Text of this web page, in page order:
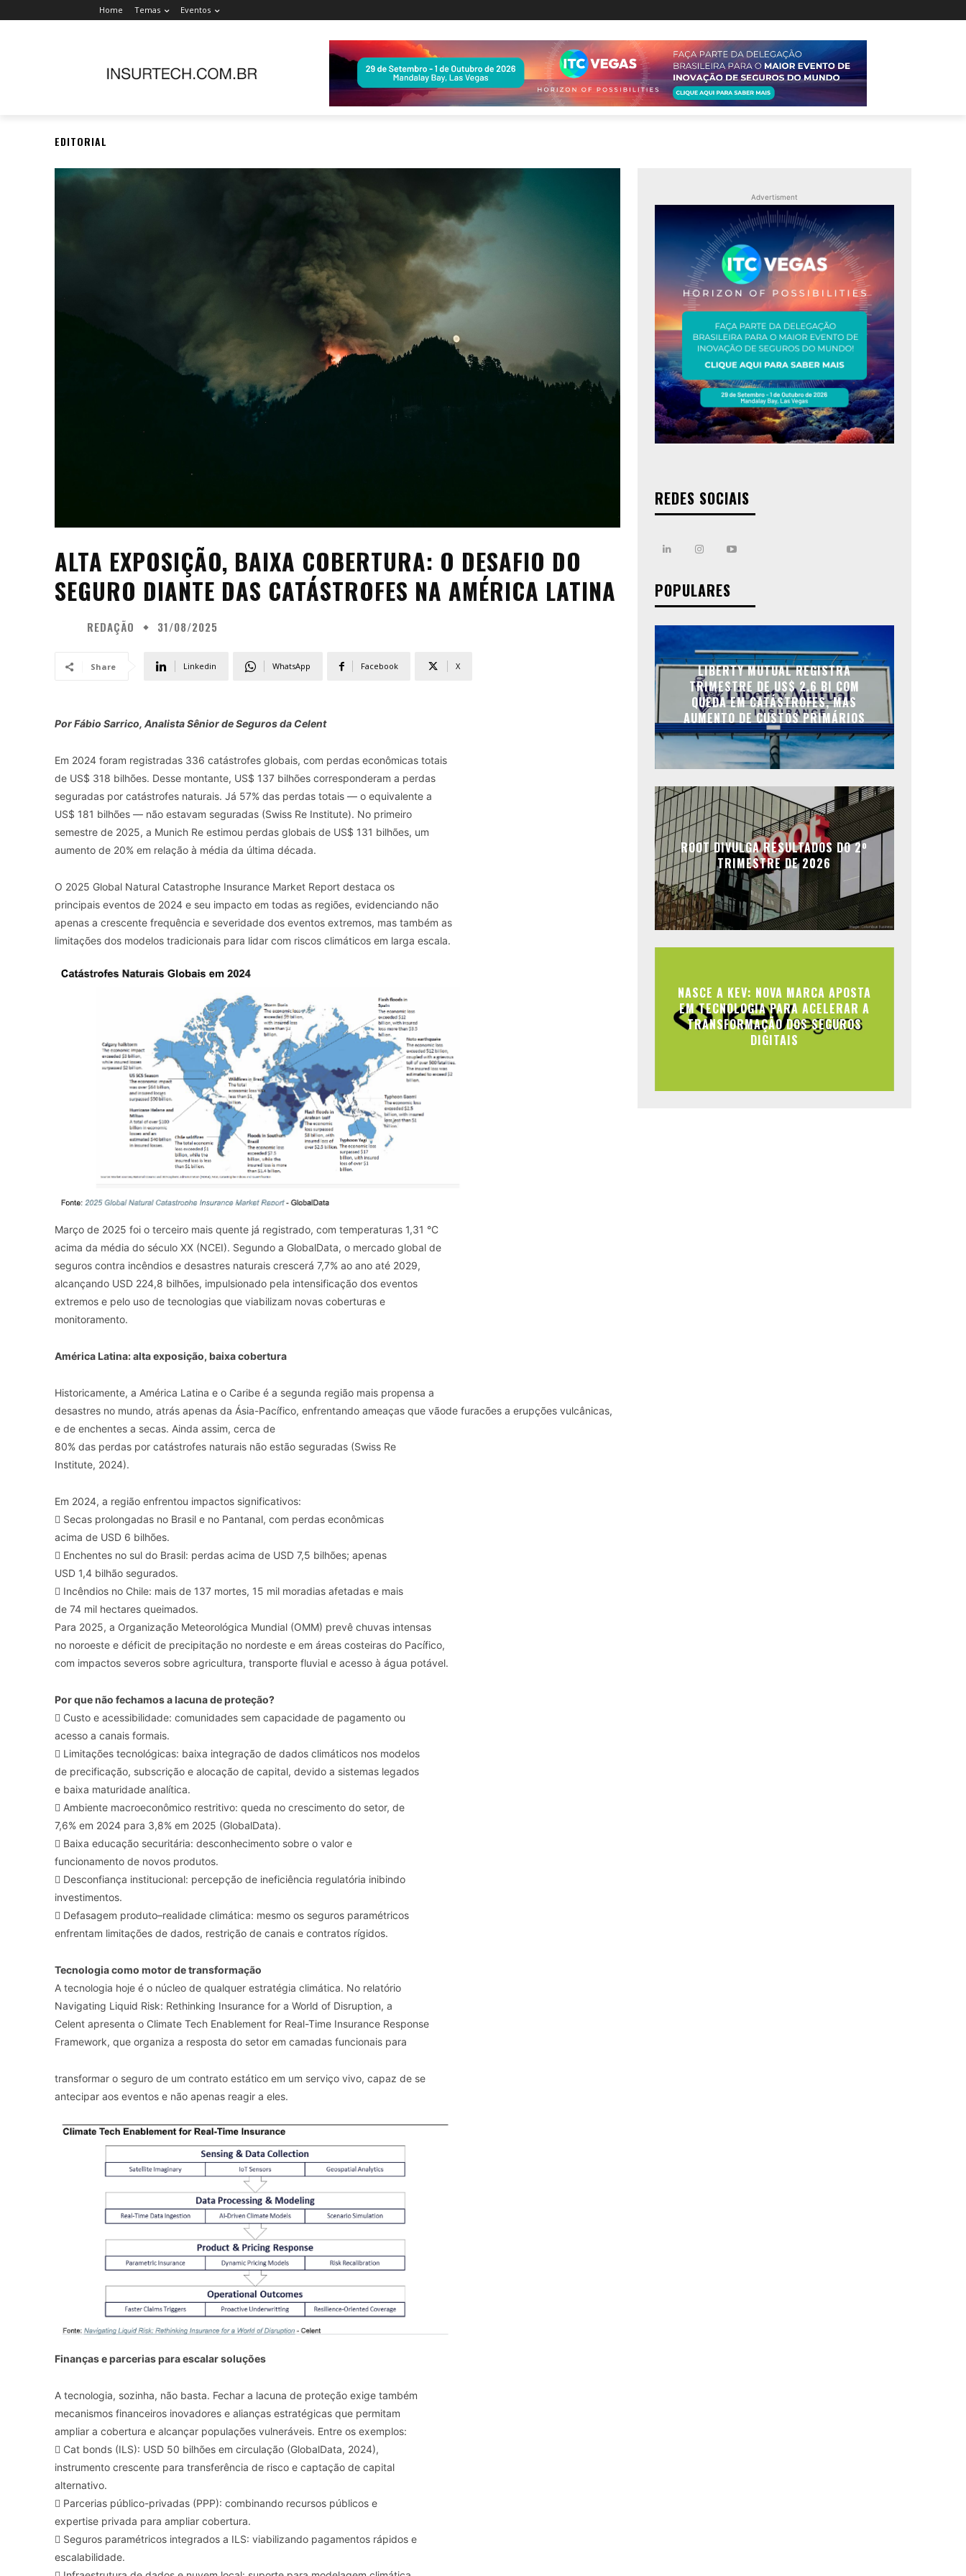
Home Temas Eventos
EDITORIAL
ALTA EXPOSIÇÃO, BAIXA COBERTURA: O DESAFIO DO
SEGURO DIANTE DAS CATÁSTROFES NA AMÉRICA LATINA
REDAÇÃO 31/08/2025
Share Linkedin WhatsApp Facebook X
Por Fábio Sarrico, Analista Sênior de Seguros da Celent
Em 2024 foram registradas 336 catástrofes globais, com perdas econômicas totais
de US$ 318 bilhões. Desse montante, US$ 137 bilhões corresponderam a perdas
seguradas por catástrofes naturais. Já 57% das perdas totais — o equivalente a
US$ 181 bilhões — não estavam seguradas (Swiss Re Institute). No primeiro
semestre de 2025, a Munich Re estimou perdas globais de US$ 131 bilhões, um
aumento de 20% em relação à média da última década.
O 2025 Global Natural Catastrophe Insurance Market Report destaca os
principais eventos de 2024 e seu impacto em todas as regiões, evidenciando não
apenas a crescente frequência e severidade dos eventos extremos, mas também as
limitações dos modelos tradicionais para lidar com riscos climáticos em larga escala.
Março de 2025 foi o terceiro mais quente já registrado, com temperaturas 1,31 °C
acima da média do século XX (NCEI). Segundo a GlobalData, o mercado global de
seguros contra incêndios e desastres naturais crescerá 7,7% ao ano até 2029,
alcançando USD 224,8 bilhões, impulsionado pela intensificação dos eventos
extremos e pelo uso de tecnologias que viabilizam novas coberturas e
monitoramento.
América Latina: alta exposição, baixa cobertura
Historicamente, a América Latina e o Caribe é a segunda região mais propensa a
desastres no mundo, atrás apenas da Ásia-Pacífico, enfrentando ameaças que vãode furacões a erupções vulcânicas,
e de enchentes a secas. Ainda assim, cerca de
80% das perdas por catástrofes naturais não estão seguradas (Swiss Re
Institute, 2024).
Em 2024, a região enfrentou impactos significativos:
 Secas prolongadas no Brasil e no Pantanal, com perdas econômicas
acima de USD 6 bilhões.
 Enchentes no sul do Brasil: perdas acima de USD 7,5 bilhões; apenas
USD 1,4 bilhão segurados.
 Incêndios no Chile: mais de 137 mortes, 15 mil moradias afetadas e mais
de 74 mil hectares queimados.
Para 2025, a Organização Meteorológica Mundial (OMM) prevê chuvas intensas
no noroeste e déficit de precipitação no nordeste e em áreas costeiras do Pacífico,
com impactos severos sobre agricultura, transporte fluvial e acesso à água potável.
Por que não fechamos a lacuna de proteção?
 Custo e acessibilidade: comunidades sem capacidade de pagamento ou
acesso a canais formais.
 Limitações tecnológicas: baixa integração de dados climáticos nos modelos
de precificação, subscrição e alocação de capital, devido a sistemas legados
e baixa maturidade analítica.
 Ambiente macroeconômico restritivo: queda no crescimento do setor, de
7,6% em 2024 para 3,8% em 2025 (GlobalData).
 Baixa educação securitária: desconhecimento sobre o valor e
funcionamento de novos produtos.
 Desconfiança institucional: percepção de ineficiência regulatória inibindo
investimentos.
 Defasagem produto–realidade climática: mesmo os seguros paramétricos
enfrentam limitações de dados, restrição de canais e contratos rígidos.
Tecnologia como motor de transformação
A tecnologia hoje é o núcleo de qualquer estratégia climática. No relatório
Navigating Liquid Risk: Rethinking Insurance for a World of Disruption, a
Celent apresenta o Climate Tech Enablement for Real-Time Insurance Response
Framework, que organiza a resposta do setor em camadas funcionais para
transformar o seguro de um contrato estático em um serviço vivo, capaz de se
antecipar aos eventos e não apenas reagir a eles.
Finanças e parcerias para escalar soluções
A tecnologia, sozinha, não basta. Fechar a lacuna de proteção exige também
mecanismos financeiros inovadores e alianças estratégicas que permitam
ampliar a cobertura e alcançar populações vulneráveis. Entre os exemplos:
 Cat bonds (ILS): USD 50 bilhões em circulação (GlobalData, 2024),
instrumento crescente para transferência de risco e captação de capital
alternativo.
 Parcerias público-privadas (PPP): combinando recursos públicos e
expertise privada para ampliar cobertura.
 Seguros paramétricos integrados a ILS: viabilizando pagamentos rápidos e
escalabilidade.
Advertisment
REDES SOCIAIS
POPULARES
LIBERTY MUTUAL REGISTRA
TRIMESTRE DE US$ 2,6 BI COM
QUEDA EM CATÁSTROFES, MAS
AUMENTO DE CUSTOS PRIMÁRIOS
ROOT DIVULGA RESULTADOS DO 2º
TRIMESTRE DE 2026
NASCE A KEV: NOVA MARCA APOSTA
EM TECNOLOGIA PARA ACELERAR A
TRANSFORMAÇÃO DOS SEGUROS
DIGITAIS